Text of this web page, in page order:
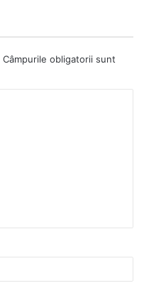
Câmpurile obligatorii sunt